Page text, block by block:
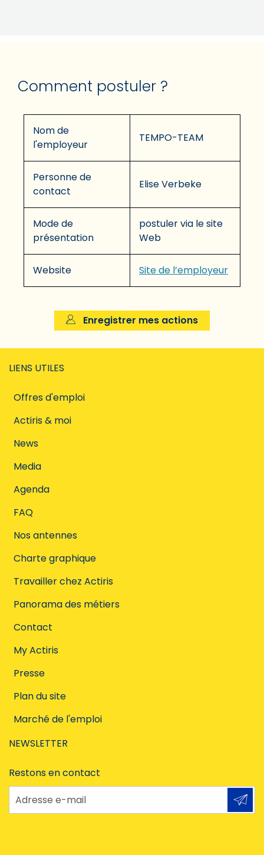
Comment postuler ?
Nom de
l'employeur
TEMPO-TEAM
Personne de
contact
Elise Verbeke
Mode de
présentation
postuler via le site
Web
Website Site de l’employeur
Enregistrer mes actions
LIENS UTILES
Offres d'emploi
Actiris & moi
News
Media
Agenda
FAQ
Nos antennes
Charte graphique
Travailler chez Actiris
Panorama des métiers
Contact
My Actiris
Presse
Plan du site
Marché de l'emploi
NEWSLETTER
Restons en contact
Adresse e-mail